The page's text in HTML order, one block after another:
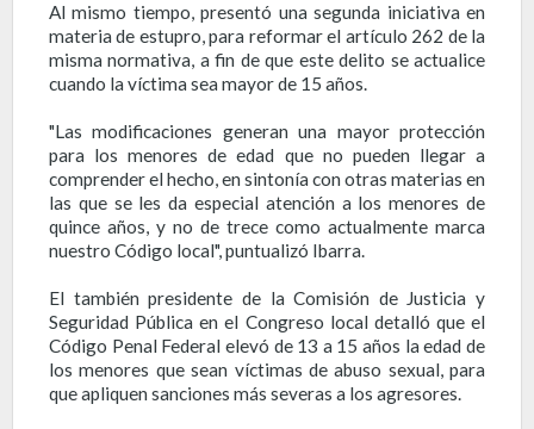
Al mismo tiempo, presentó una segunda iniciativa en
materia de estupro, para reformar el artículo 262 de la
misma normativa, a fin de que este delito se actualice
cuando la víctima sea mayor de 15 años.
"Las modificaciones generan una mayor protección
para los menores de edad que no pueden llegar a
comprender el hecho, en sintonía con otras materias en
las que se les da especial atención a los menores de
quince años, y no de trece como actualmente marca
nuestro Código local", puntualizó Ibarra.
El también presidente de la Comisión de Justicia y
Seguridad Pública en el Congreso local detalló que el
Código Penal Federal elevó de 13 a 15 años la edad de
los menores que sean víctimas de abuso sexual, para
que apliquen sanciones más severas a los agresores.